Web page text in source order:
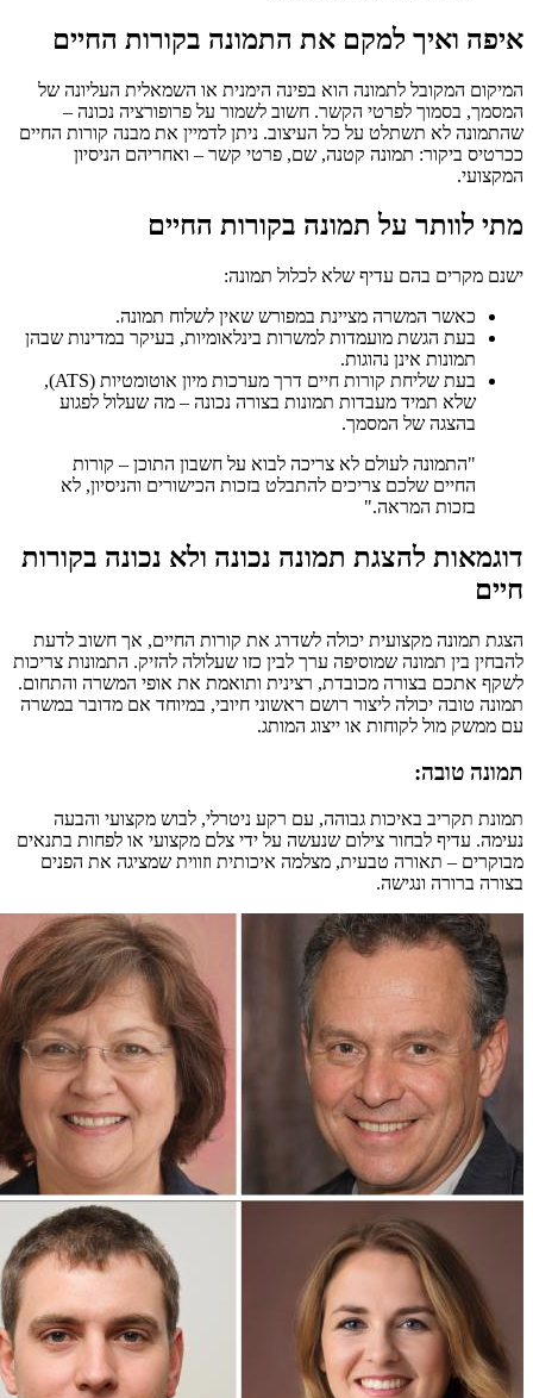
איפה ואיך למקם את התמונה בקורות החיים
המיקום המקובל לתמונה הוא בפינה הימנית או השמאלית העליונה של
המסמך, בסמוך לפרטי הקשר. חשוב לשמור על פרופורציה נכונה –
שהתמונה לא תשתלט על כל העיצוב. ניתן לדמיין את מבנה קורות החיים
ככרטיס ביקור: תמונה קטנה, שם, פרטי קשר – ואחריהם הניסיון
המקצועי.
מתי לוותר על תמונה בקורות החיים
ישנם מקרים בהם עדיף שלא לכלול תמונה:
כאשר המשרה מציינת במפורש שאין לשלוח תמונה.
בעת הגשת מועמדות למשרות בינלאומיות, בעיקר במדינות שבהן
תמונות אינן נהוגות.
בעת שליחת קורות חיים דרך מערכות מיון אוטומטיות (ATS),
שלא תמיד מעבדות תמונות בצורה נכונה – מה שעלול לפגוע
בהצגה של המסמך.
"התמונה לעולם לא צריכה לבוא על חשבון התוכן – קורות
החיים שלכם צריכים להתבלט בזכות הכישורים והניסיון, לא
בזכות המראה."
דוגמאות להצגת תמונה נכונה ולא נכונה בקורות
חיים
הצגת תמונה מקצועית יכולה לשדרג את קורות החיים, אך חשוב לדעת
להבחין בין תמונה שמוסיפה ערך לבין כזו שעלולה להזיק. התמונות צריכות
לשקף אתכם בצורה מכובדת, רצינית ותואמת את אופי המשרה והתחום.
תמונה טובה יכולה ליצור רושם ראשוני חיובי, במיוחד אם מדובר במשרה
עם ממשק מול לקוחות או ייצוג המותג.
תמונה טובה:
תמונת תקריב באיכות גבוהה, עם רקע ניטרלי, לבוש מקצועי והבעה
נעימה. עדיף לבחור צילום שנעשה על ידי צלם מקצועי או לפחות בתנאים
מבוקרים – תאורה טבעית, מצלמה איכותית וזווית שמציגה את הפנים
בצורה ברורה ונגישה.